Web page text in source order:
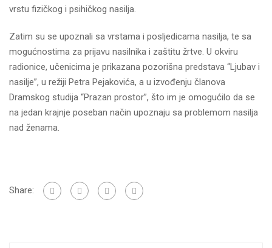
vrstu fizičkog i psihičkog nasilja.
Zatim su se upoznali sa vrstama i posljedicama nasilja, te sa
mogućnostima za prijavu nasilnika i zaštitu žrtve. U okviru
radionice, učenicima je prikazana pozorišna predstava “Ljubav i
nasilje”, u režiji Petra Pejakovića, a u izvođenju članova
Dramskog studija “Prazan prostor”, što im je omogućilo da se
na jedan krajnje poseban način upoznaju sa problemom nasilja
nad ženama.
Share: